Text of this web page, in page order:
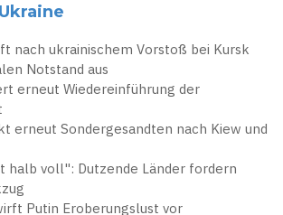
nach ukrainischem Vorstoß bei Kursk
Notstand aus
erneut Wiedereinführung der
erneut Sondergesandten nach Kiew und
halb voll": Dutzende Länder fordern
Putin Eroberungslust vor